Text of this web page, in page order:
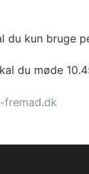
du kun
du møde
fremad.dk